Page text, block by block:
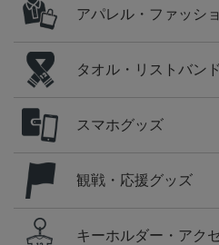
アパレル・ファッシ
タオル・リストバンド
スマホグッズ
観戦・応援グッズ
キーホルダー・アク